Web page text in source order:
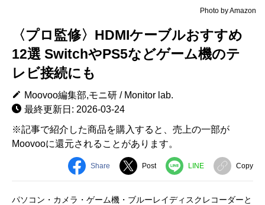
Photo by Amazon
〈プロ監修〉HDMIケーブルおすすめ
12選 SwitchやPS5などゲーム機のテ
レビ接続にも
Moovoo編集部,モニ研 / Monitor lab.
最終更新日: 2026-03-24
※記事で紹介した商品を購入すると、売上の一部が
Moovooに還元されることがあります。
Share Post LINE Copy
パソコン・カメラ・ゲーム機・ブルーレイディスクレコーダーと